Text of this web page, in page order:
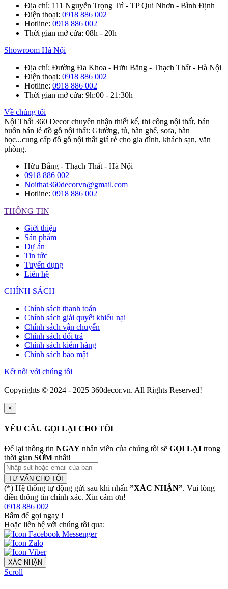
Địa chỉ: 111 Nguyễn Trọng Trì - TP Qui Nhơn - Bình Định
Điện thoại: 0918 886 002
Hotline: 0918 886 002
Thời gian mở cửa: 08h - 20h
Showroom Hà Nội
Địa chỉ: Đường Đa Khoa - Hữu Bằng - Thạch Thất - Hà Nội
Điện thoại: 0918 886 002
Hotline: 0918 886 002
Thời gian mở cửa: 9h:00 - 21:30h
Về chúng tôi
Nội Thất 360 Decor chuyên nhận thiết kế, thi công nội thất, bán
buôn bán lẻ đồ gỗ nội thất: Giường, tủ, bàn ghế, sofa, bàn
học...cung cấp đồ gỗ nội thất giá rẻ cho gia đình, khách sạn, văn
phòng.
Hữu Bằng - Thạch Thất - Hà Nội
0918 886 002
Noithat360decorvn@gmail.com
Hotline: 0918 886 002
THÔNG TIN
Giới thiệu
Sản phẩm
Dự án
Tin tức
Tuyển dụng
Liên hệ
CHÍNH SÁCH
Chính sách thanh toán
Chính sách giải quyết khiếu nại
Chính sách vận chuyển
Chính sách đổi trả
Chính sách kiểm hàng
Chính sách bảo mật
Kết nối với chúng tôi
Copyrights © 2024 - 2025 360decor.vn. All Rights Reserved!
×
YÊU CẦU GỌI LẠI CHO TÔI
Để lại thông tin NGAY nhân viên của chúng tôi sẽ GỌI LẠI trong
thời gian SỚM nhất!
TƯ VẤN CHO TÔI
(*) Hệ thống tự động gửi sau khi nhấn ”XÁC NHẬN”. Vui lòng
điền thông tin chính xác. Xin cảm ơn!
0918 886 002
Bấm để gọi ngay !
Hoặc liên hệ với chúng tôi qua:
XÁC NHẬN
Scroll